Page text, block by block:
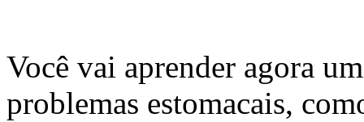
Você vai aprender agora
problemas estomacais,